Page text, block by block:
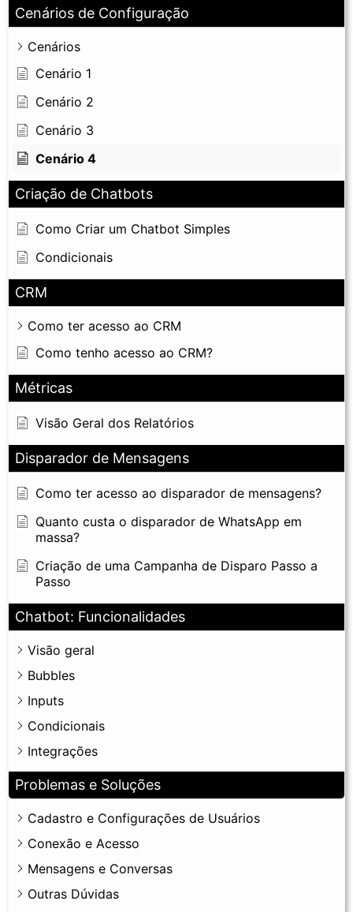
Cenários de Configuração
Cenários
Cenário 1
Cenário 2
Cenário 3
Cenário 4
Criação de Chatbots
Como Criar um Chatbot Simples
Condicionais
CRM
Como ter acesso ao CRM
Como tenho acesso ao CRM?
Métricas
Visão Geral dos Relatórios
Disparador de Mensagens
Como ter acesso ao disparador de mensagens?
Quanto custa o disparador de WhatsApp em
massa?
Criação de uma Campanha de Disparo Passo a
Passo
Chatbot: Funcionalidades
Visão geral
Bubbles
Inputs
Condicionais
Integrações
Problemas e Soluções
Cadastro e Configurações de Usuários
Conexão e Acesso
Mensagens e Conversas
Outras Dúvidas